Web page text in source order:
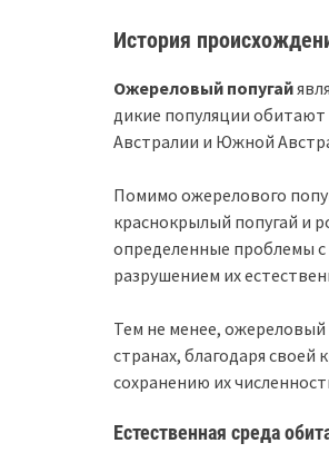
История
Ожереловый попугай
дикие популяции
Австралии и Южной
Помимо ожерелового
краснокрылый попугай и
определенные проблемы с
разрушением их
Тем не менее,
странах, благодаря своей
сохранению их
Естественная среда